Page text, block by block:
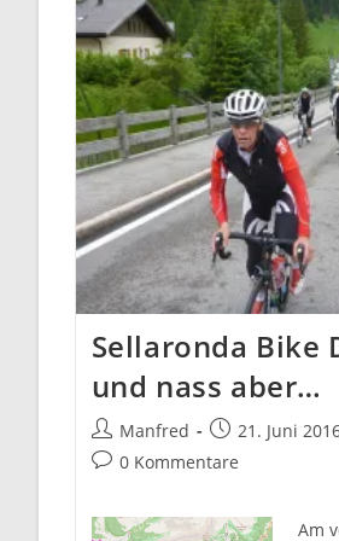
Sellaronda Bike
und nass aber…
Beitrags-
Autor:
Manfred
Beitrag
veröffentlicht:
21. Juni
Beitrags-
0 Kommentare
Am